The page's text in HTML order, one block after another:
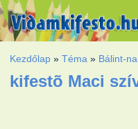
Kezdőlap »Téma » Bálint-
kifestõ Maci